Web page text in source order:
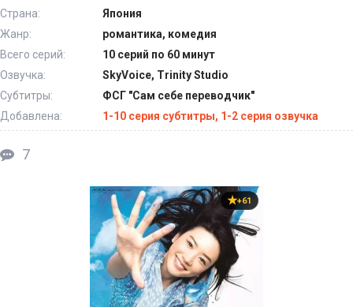
Страна:
Япония
Жанр:
романтика, комедия
Всего серий:
10 серий по 60 минут
Озвучка:
SkyVoice, Trinity Studio
Субтитры:
ФСГ "Сам себе переводчик"
Добавлена:
1-10 серия субтитры, 1-2 серия озвучка
7
+61